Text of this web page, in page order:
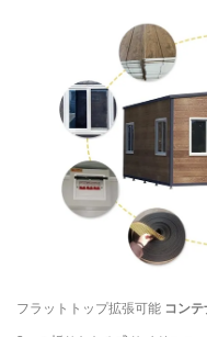
フラットトップ拡張可能 コン